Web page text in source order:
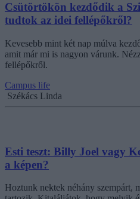
Csütörtökön kezdődik a
tudtok az idei fellépőkről?
Kevesebb mint két nap múlva
amit már mi is nagyon várunk.
fellépőkről.
Campus life
Székács Linda
Esti teszt: Billy Joel vagy
a képen?
Hoztunk nektek néhány szempárt,